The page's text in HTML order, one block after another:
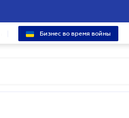
Бизнес во время войны